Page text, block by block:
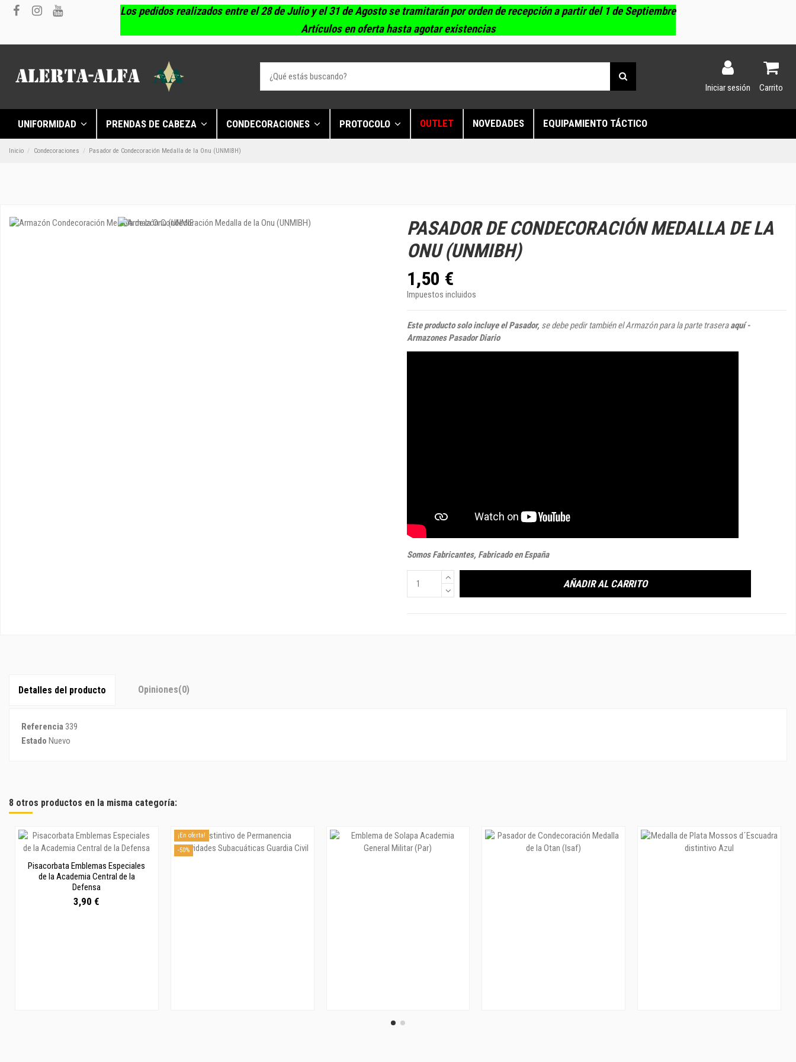
Los pedidos realizados entre el 28 de Julio y el 31 de Agosto se tramitarán por orden de recepción a partir del 1 de Septiembre
Artículos en oferta hasta agotar existencias
Iniciar sesión Carrito
UNIFORMIDAD PRENDAS DE CABEZA CONDECORACIONES PROTOCOLO OUTLET NOVEDADES EQUIPAMIENTO TÁCTICO
Inicio Condecoraciones Pasador de Condecoración Medalla de la Onu (UNMIBH)
PASADOR DE CONDECORACIÓN MEDALLA DE LA
ONU (UNMIBH)
1,50 €
Impuestos incluidos
Este producto solo incluye el Pasador, se debe pedir también el Armazón para la parte traseraaquí -
Armazones Pasador Diario
Somos Fabricantes, Fabricado en España
AÑADIR AL CARRITO
Detalles del producto Opiniones(0)
Referencia 339
Estado Nuevo
8 otros productos en la misma categoría:
Pisacorbata Emblemas Especiales
de la Academia Central de la
Defensa
3,90 €
¡En oferta!
-50%